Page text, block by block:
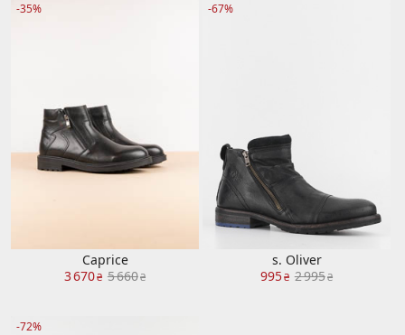
-35%
Caprice
3 670₴ 5 660₴
-67%
s. Oliver
995₴ 2 995₴
-72%